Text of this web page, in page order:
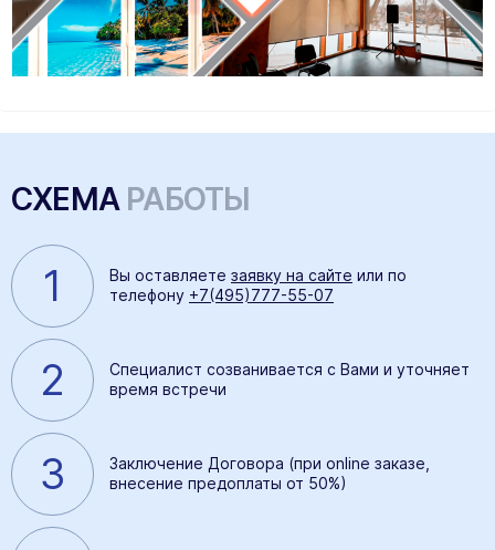
СХЕМАРАБОТЫ
1 Вы оставляете заявку на сайте или по
телефону +7(495)777-55-07
2
Специалист созванивается с Вами и уточняет
время встречи
3
Заключение Договора (при online заказе,
внесение предоплаты от 50%)